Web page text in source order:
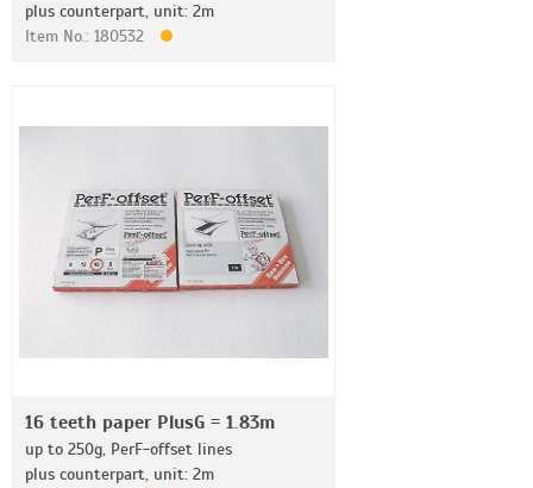
plus counterpart, unit: 2m
Item No.: 180532
16 teeth paper PlusG = 1.83m
up to 250g, PerF-offset lines
plus counterpart, unit: 2m